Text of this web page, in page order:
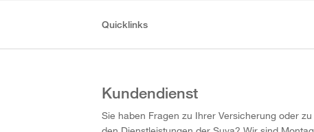
Quicklinks
Kundendienst
Sie haben Fragen zu Ihrer Versicherung oder zu